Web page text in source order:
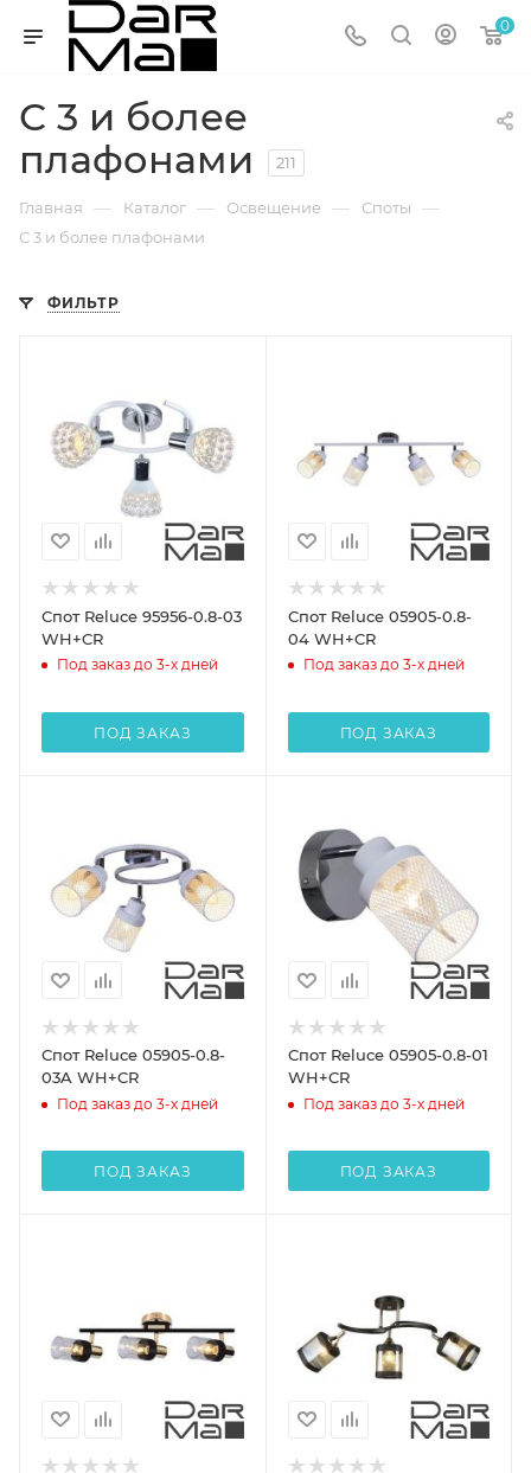
0
С 3 и более
плафонами
211
Главная — Каталог — Освещение — Споты —
С 3 и более плафонами
ФИЛЬТР
Спот Reluce 95956-0.8-03
WH+CR
Под заказ до 3-х дней
ПОД ЗАКАЗ
Спот Reluce 05905-0.8-
04 WH+CR
Под заказ до 3-х дней
ПОД ЗАКАЗ
Спот Reluce 05905-0.8-
03A WH+CR
Под заказ до 3-х дней
ПОД ЗАКАЗ
Спот Reluce 05905-0.8-01
WH+CR
Под заказ до 3-х дней
ПОД ЗАКАЗ